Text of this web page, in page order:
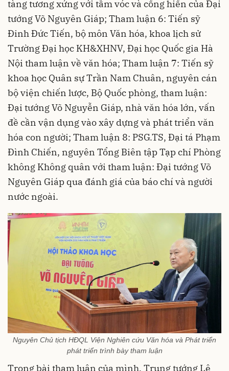
tàng tương xứng với tầm vóc và cống hiến của Đại
tướng Võ Nguyên Giáp; Tham luận 6: Tiến sỹ
Đinh Đức Tiến, bộ môn Văn hóa, khoa lịch sử
Trường Đại học KH&XHNV, Đại học Quốc gia Hà
Nội tham luận về văn hóa; Tham luận 7: Tiến sỹ
khoa học Quân sự Trần Nam Chuân, nguyên cán
bộ viện chiến lược, Bộ Quốc phòng, tham luận:
Đại tướng Võ Nguyễn Giáp, nhà văn hóa lớn, vấn
đề cần vận dụng vào xây dựng và phát triển văn
hóa con người; Tham luận 8: PSG.TS, Đại tá Phạm
Đình Chiến, nguyên Tổng Biên tập Tạp chí Phòng
không Không quân với tham luận: Đại tướng Võ
Nguyên Giáp qua đánh giá của báo chí và người
nước ngoài.
Nguyên Chủ tịch HĐQL Viện Nghiên cứu Văn hóa và Phát triển
phát triển trình bày tham luận
Trong bài tham luận của mình, Trung tướng Lê